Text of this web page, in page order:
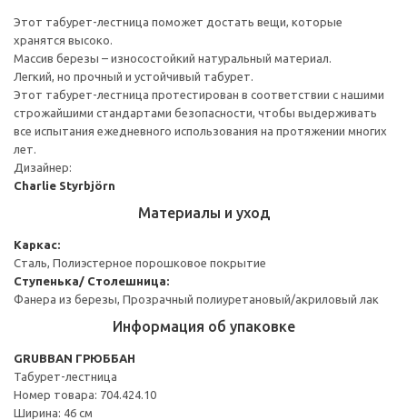
Этот табурет-лестница поможет достать вещи, которые
хранятся высоко.
Массив березы – износостойкий натуральный материал.
Легкий, но прочный и устойчивый табурет.
Этот табурет-лестница протестирован в соответствии с нашими
строжайшими стандартами безопасности, чтобы выдерживать
все испытания ежедневного использования на протяжении многих
лет.
Дизайнер:
Charlie Styrbjörn
Материалы и уход
Каркас:
Сталь, Полиэстерное порошковое покрытие
Cтупенька/ Столешница:
Фанера из березы, Прозрачный полиуретановый/акриловый лак
Информация об упаковке
GRUBBAN ГРЮББАН
Табурет-лестница
Номер товара: 704.424.10
Ширина: 46 см